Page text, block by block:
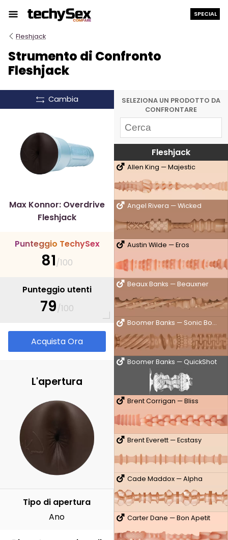
contenuto
SPECIAL
Fleshjack
Strumento di Confronto
Fleshjack
SELEZIONA UN PRODOTTO DA
CONFRONTARE
Fleshjack
Allen King — Majestic
Angel Rivera — Wicked
Austin Wilde — Eros
Beaux Banks — Beauxner
Boomer Banks — Sonic Boom
Boomer Banks — QuickShot
Brent Corrigan — Bliss
Brent Everett — Ecstasy
Cade Maddox — Alpha
Carter Dane — Bon Apetit
Cambia
Max Konnor: Overdrive
Fleshjack
Punteggio TechySex
81/100
Punteggio utenti
79/100
Acquista Ora
L'apertura
Tipo di apertura
Ano